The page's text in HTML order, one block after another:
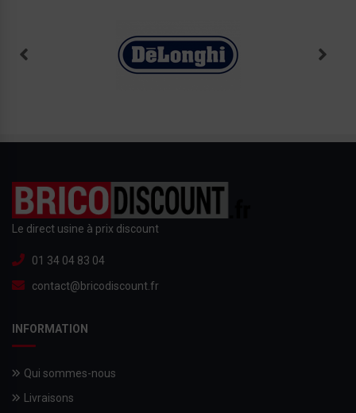
Le direct usine à prix discount
01 34 04 83 04
contact@bricodiscount.fr
INFORMATION
Qui sommes-nous
Livraisons